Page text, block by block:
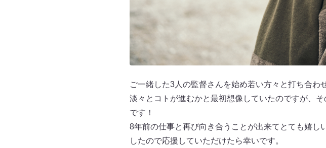
ご一緒した3人の監督さんを始め若い方々と打ち合
淡々とコトが進むかと最初想像していたのですが、
です！
8年前の仕事と再び向き合うことが出来てとても嬉し
したので応援していただけたら幸いです。